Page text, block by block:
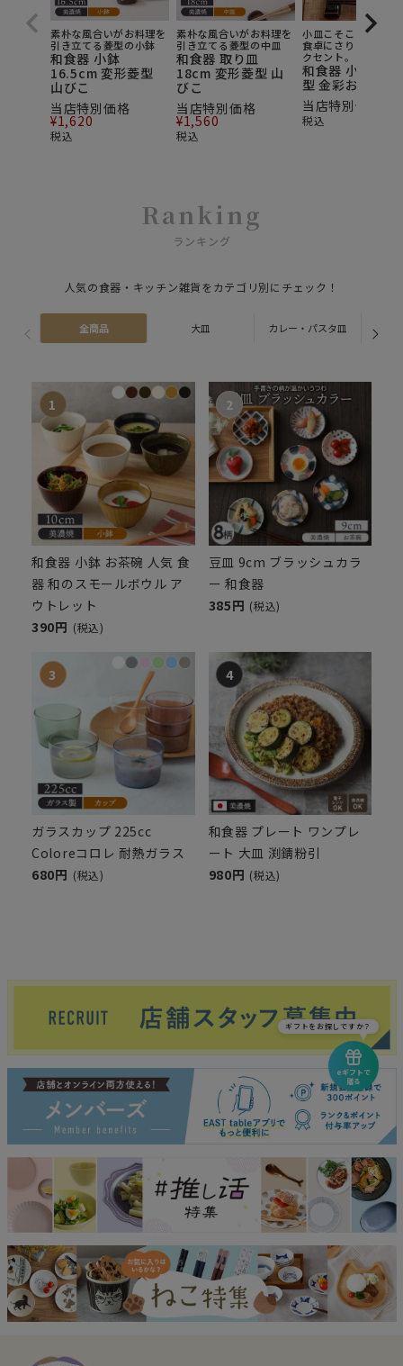
素朴な風合いがお料理を
引き立てる菱型の小鉢
和食器 小鉢
16.5cm 変形菱型
山びこ
当店特別価格
¥1,620
税込
素朴な風合いがお料理を
引き立てる菱型の中皿
和食器 取り皿
18cm 変形菱型 山
びこ
当店特別価格
¥1,560
税込
小皿こそこだわりた
食卓にさりげない和
クセント。
和食器 小付 変
型 金彩おりべ
当店特別価格
税込
Ranking
ランキング
人気の食器・キッチン雑貨をカテゴリ別にチェック！
全商品 大皿 カレー・パスタ皿
和食器 小鉢 お茶碗 人気 食
器 和のスモールボウル ア
ウトレット
390円 (税込)
豆皿 9cm ブラッシュカラ
ー 和食器
385円 (税込)
ガラスカップ 225cc
Coloreコロレ 耐熱ガラス
680円 (税込)
和食器 プレート ワンプレ
ート 大皿 渕錆粉引
980円 (税込)
eギフトで
贈る
ギフトをお探しですか？